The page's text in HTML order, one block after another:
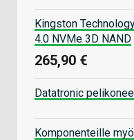
Kingston
4.0 NVMe 3D NAND
265,90 €
Datatronic
Komponenteille